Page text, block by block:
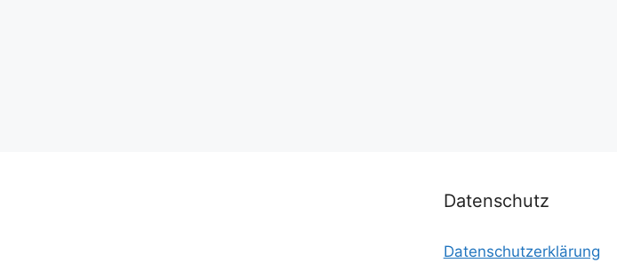
Datenschutz
Datenschutzerklärung